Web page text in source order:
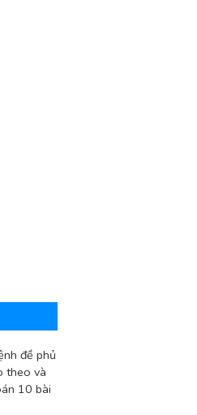
đề phủ
theo và
10 bài